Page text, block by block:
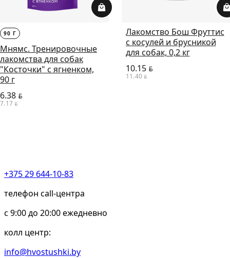
90 Г
Мнямс. Тренировочные
лакомства для собак
"Косточки" с ягненком,
90 г
6.38 BYN
7.17 BYN
Лакомство Бош Фруттис
с косулей и брусникой
для собак, 0,2 кг
10.15BYN
11.40 BYN
+375 29 644-10-83
телефон call-центра
c 9:00 до 20:00 ежедневно
колл центр:
info@hvostushki.by